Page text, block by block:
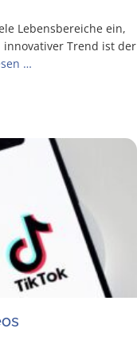
Lebens­be­rei­che ein,
inno­va­ti­ver Trend ist der
…